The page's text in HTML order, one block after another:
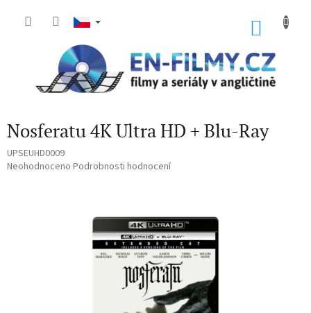
Nosferatu 4K Ultra HD + Blu-Ray
UPSEUHD0009
Průměrné
Neohodnoceno Podrobnosti hodnocení